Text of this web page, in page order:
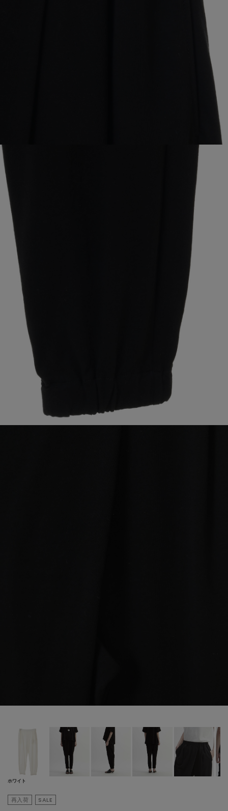
ホワイト
再入荷 SALE